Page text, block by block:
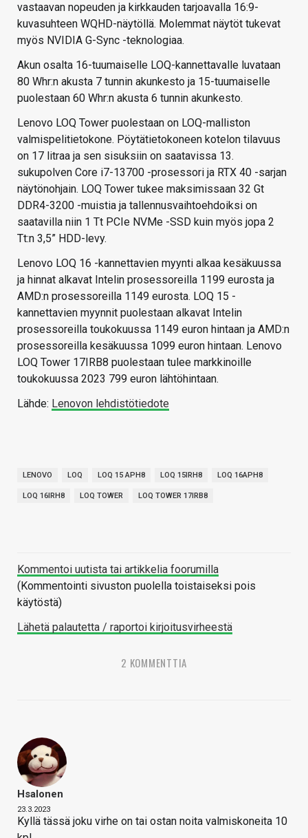
vastaavan nopeuden ja kirkkauden tarjoavalla 16:9-
kuvasuhteen WQHD-näytöllä. Molemmat näytöt tukevat
myös NVIDIA G-Sync -teknologiaa.
Akun osalta 16-tuumaiselle LOQ-kannettavalle luvataan
80 Whr:n akusta 7 tunnin akunkesto ja 15-tuumaiselle
puolestaan 60 Whr:n akusta 6 tunnin akunkesto.
Lenovo LOQ Tower puolestaan on LOQ-malliston
valmispelitietokone. Pöytätietokoneen kotelon tilavuus
on 17 litraa ja sen sisuksiin on saatavissa 13.
sukupolven Core i7-13700 -prosessori ja RTX 40 -sarjan
näytönohjain. LOQ Tower tukee maksimissaan 32 Gt
DDR4-3200 -muistia ja tallennusvaihtoehdoiksi on
saatavilla niin 1 Tt PCIe NVMe -SSD kuin myös jopa 2
Tt:n 3,5” HDD-levy.
Lenovo LOQ 16 -kannettavien myynti alkaa kesäkuussa
ja hinnat alkavat Intelin prosessoreilla 1199 eurosta ja
AMD:n prosessoreilla 1149 eurosta. LOQ 15 -
kannettavien myynnit puolestaan alkavat Intelin
prosessoreilla toukokuussa 1149 euron hintaan ja AMD:n
prosessoreilla kesäkuussa 1099 euron hintaan. Lenovo
LOQ Tower 17IRB8 puolestaan tulee markkinoille
toukokuussa 2023 799 euron lähtöhintaan.
Lähde: Lenovon lehdistötiedote
LENOVO LOQ LOQ 15 APH8 LOQ 15IRH8 LOQ 16APH8
LOQ 16IRH8 LOQ TOWER LOQ TOWER 17IRB8
Kommentoi uutista tai artikkelia foorumilla
(Kommentointi sivuston puolella toistaiseksi pois
käytöstä)
Lähetä palautetta / raportoi kirjoitusvirheestä
2 KOMMENTTIA
Hsalonen
23.3.2023
Kyllä tässä joku virhe on tai ostan noita valmiskoneita 10